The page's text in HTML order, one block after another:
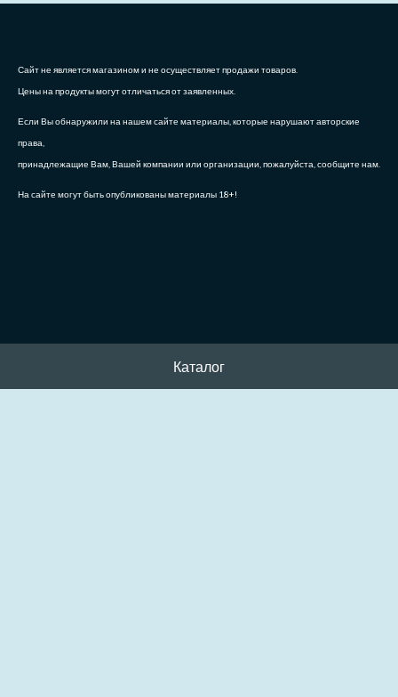
Сайт не является магазином и не осуществляет продажи товаров.
Цены на продукты могут отличаться от заявленных.
Если Вы обнаружили на нашем сайте материалы, которые нарушают авторские
права,
принадлежащие Вам, Вашей компании или организации, пожалуйста, сообщите нам.
На сайте могут быть опубликованы материалы 18+!
Каталог